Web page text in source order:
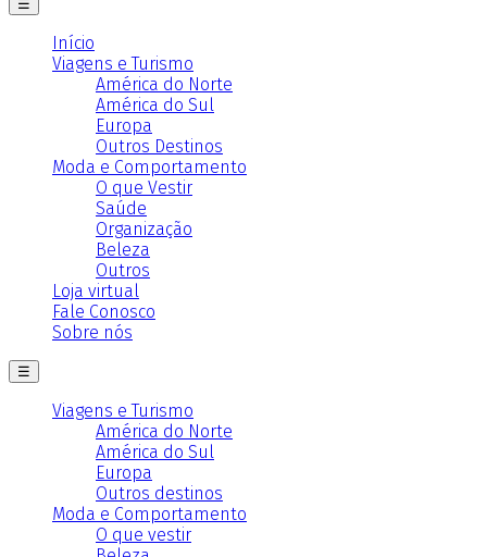
☰
Início
Viagens e Turismo
América do Norte
América do Sul
Europa
Outros Destinos
Moda e Comportamento
O que Vestir
Saúde
Organização
Beleza
Outros
Loja virtual
Fale Conosco
Sobre nós
☰
Viagens e Turismo
América do Norte
América do Sul
Europa
Outros destinos
Moda e Comportamento
O que vestir